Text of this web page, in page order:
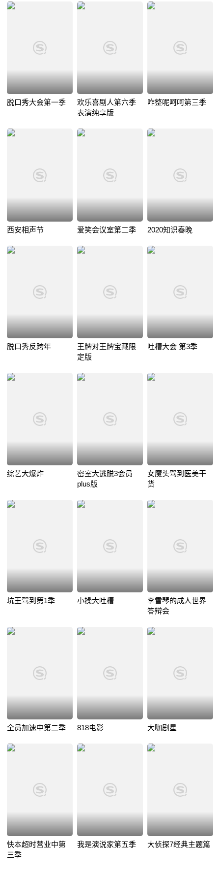
脱口秀大会第一季
欢乐喜剧人第六季
表演纯享版
咋整呢呵呵第三季
西安相声节 爱笑会议室第二季 2020知识春晚
脱口秀反跨年
王牌对王牌宝藏限
定版
吐槽大会 第3季
综艺大爆炸
密室大逃脱3会员
plus版
女魔头驾到医美干
货
坑王驾到第1季 小操大吐槽
李雪琴的成人世界
答辩会
全员加速中第二季 818电影 大咖剧星
快本超时营业中第
三季
我是演说家第五季 大侦探7经典主题篇